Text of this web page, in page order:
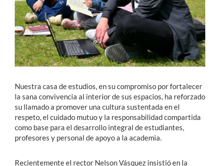
Alumni
English
Nuestra casa de estudios, en su compromiso por fortalecer
la sana convivencia al interior de sus espacios, ha reforzado
su llamado a promover una cultura sustentada en el
respeto, el cuidado mutuo y la responsabilidad compartida
como base para el desarrollo integral de estudiantes,
profesores y personal de apoyo a la academia.
Recientemente el rector Nelson Vásquez insistió en la